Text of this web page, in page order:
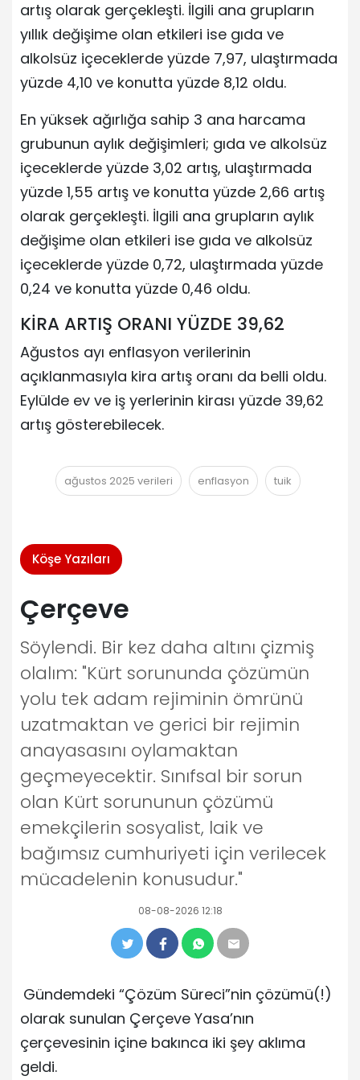
artış olarak gerçekleşti. İlgili ana grupların
yıllık değişime olan etkileri ise gıda ve
alkolsüz içeceklerde yüzde 7,97, ulaştırmada
yüzde 4,10 ve konutta yüzde 8,12 oldu.
En yüksek ağırlığa sahip 3 ana harcama
grubunun aylık değişimleri; gıda ve alkolsüz
içeceklerde yüzde 3,02 artış, ulaştırmada
yüzde 1,55 artış ve konutta yüzde 2,66 artış
olarak gerçekleşti. İlgili ana grupların aylık
değişime olan etkileri ise gıda ve alkolsüz
içeceklerde yüzde 0,72, ulaştırmada yüzde
0,24 ve konutta yüzde 0,46 oldu.
KİRA ARTIŞ ORANI YÜZDE 39,62
Ağustos ayı enflasyon verilerinin
açıklanmasıyla kira artış oranı da belli oldu.
Eylülde ev ve iş yerlerinin kirası yüzde 39,62
artış gösterebilecek.
ağustos 2025 verileri enflasyon tuik
Köşe Yazıları
Çerçeve
Söylendi. Bir kez daha altını çizmiş
olalım: "Kürt sorununda çözümün
yolu tek adam rejiminin ömrünü
uzatmaktan ve gerici bir rejimin
anayasasını oylamaktan
geçmeyecektir. Sınıfsal bir sorun
olan Kürt sorununun çözümü
emekçilerin sosyalist, laik ve
bağımsız cumhuriyeti için verilecek
mücadelenin konusudur."
08-08-2026 12:18
Gündemdeki “Çözüm Süreci”nin çözümü(!)
olarak sunulan Çerçeve Yasa’nın
çerçevesinin içine bakınca iki şey aklıma
geldi.